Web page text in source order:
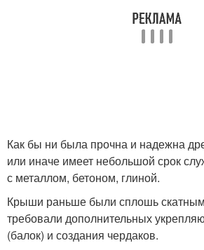
Как бы ни была прочна и надежна
или иначе имеет небольшой срок
с металлом, бетоном, глиной.
Крыши раньше были сплошь
требовали дополнительных
(балок) и создания чердаков.